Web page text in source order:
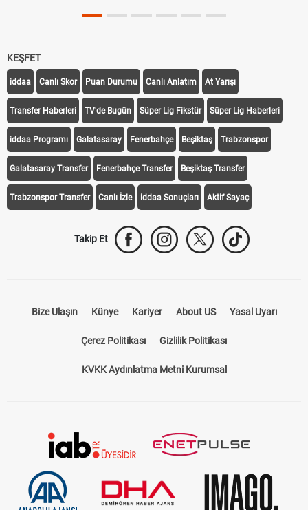
KEŞFET
iddaa Canlı Skor Puan Durumu Canlı Anlatım At Yarışı
Transfer Haberleri TV'de Bugün Süper Lig Fikstür Süper Lig Haberleri
iddaa Programı Galatasaray Fenerbahçe Beşiktaş Trabzonspor
Galatasaray Transfer Fenerbahçe Transfer Beşiktaş Transfer
Trabzonspor Transfer Canlı İzle iddaa Sonuçları Aktif Sayaç
Takip Et
Bize Ulaşın Künye Kariyer About US Yasal Uyarı
Çerez Politikası Gizlilik Politikası
KVKK Aydınlatma Metni Kurumsal